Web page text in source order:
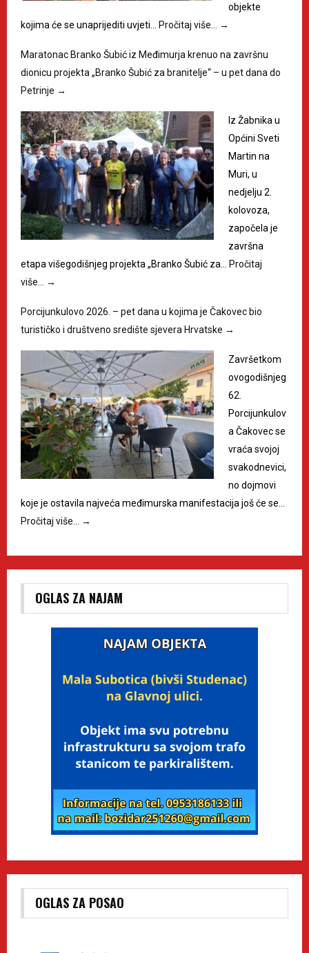
objekte
kojima će se unaprijediti uvjeti…
Pročitaj više… →
Maratonac Branko Šubić iz Međimurja krenuo na završnu
dionicu projekta „Branko Šubić za branitelje“ – u pet dana do
Petrinje →
Iz Žabnika u
Općini Sveti
Martin na
Muri, u
nedjelju 2.
kolovoza,
započela je
završna
etapa višegodišnjeg projekta „Branko Šubić za…
Pročitaj
više…
→
Porcijunkulovo 2026. – pet dana u kojima je Čakovec bio
turističko i društveno središte sjevera Hrvatske →
Završetkom
ovogodišnjeg
62.
Porcijunkulov
a Čakovec se
vraća svojoj
svakodnevici,
no dojmovi
koje je ostavila najveća međimurska manifestacija još će se…
Pročitaj više…
→
OGLAS ZA NAJAM
OGLAS ZA POSAO